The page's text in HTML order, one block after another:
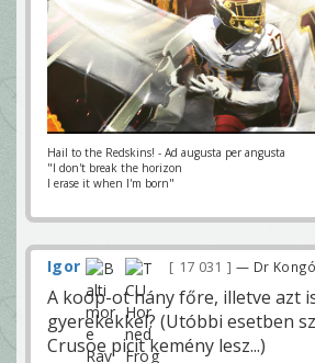
Hail to the Redskins! - Ad augusta per angusta
"I don't break the horizon
I erase it when I'm born"
Igor 17 031 — Dr
A koop-ot hány főre, illetve azt
gyerekekkel? (Utóbbi esetben
Crusoe picit kemény lesz...)